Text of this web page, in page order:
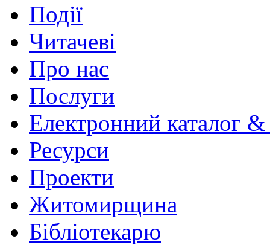
Події
Читачеві
Про нас
Послуги
Електронний каталог
Ресурси
Проекти
Житомирщина
Бібліотекарю